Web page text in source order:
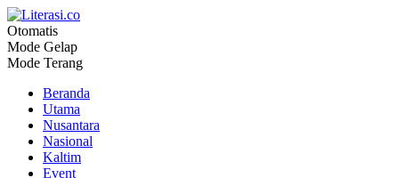
Literasi.co
Pilar Informasi
Otomatis
Mode Gelap
Mode Terang
Beranda
Utama
Nusantara
Nasional
Kaltim
Event